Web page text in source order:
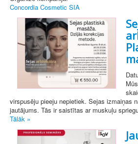
Concordia Cosmetic SIA
virspusēju pieeju nepietiek. Sejas izmaiņas
jautājums. Tās ir saistītas ar muskuļu
Tālāk »